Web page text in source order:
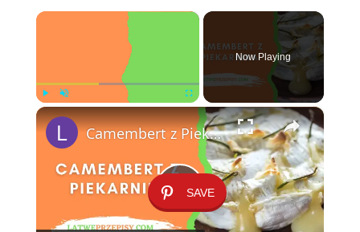
×
Fullscreen
Now Playing
×
SAVE
P
Camembert z Piekarnika - LatwePrzepisy.com